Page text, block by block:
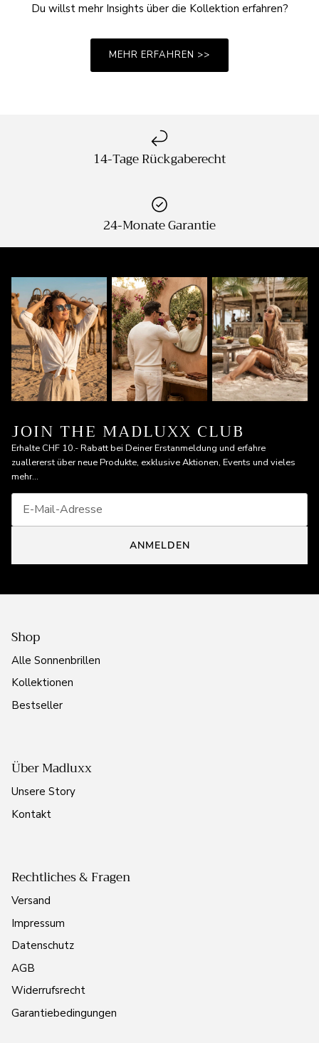
Du willst mehr Insights über die Kollektion erfahren?
MEHR ERFAHREN >>
14-Tage Rückgaberecht
24-Monate Garantie
JOIN THE MADLUXX CLUB
Erhalte CHF 10.- Rabatt bei Deiner Erstanmeldung und erfahre
zuallererst über neue Produkte, exklusive Aktionen, Events und vieles
mehr...
ANMELDEN
Shop
Alle Sonnenbrillen
Kollektionen
Bestseller
Über Madluxx
Unsere Story
Kontakt
Rechtliches & Fragen
Versand
Impressum
Datenschutz
AGB
Widerrufsrecht
Garantiebedingungen